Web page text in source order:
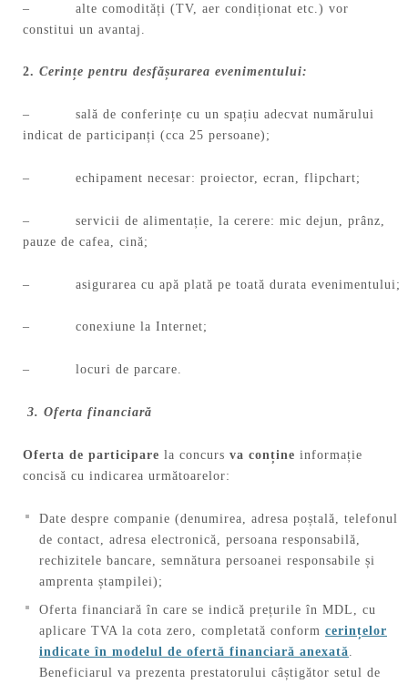
– alte comodități (TV, aer condiționat etc.) vor
constitui un avantaj.
2. Cerințe pentru desfășurarea evenimentului:
– sală de conferințe cu un spațiu adecvat numărului
indicat de participanți (cca 25 persoane);
– echipament necesar: proiector, ecran, flipchart;
– servicii de alimentație, la cerere: mic dejun, prânz,
pauze de cafea, cină;
– asigurarea cu apă plată pe toată durata evenimentului;
– conexiune la Internet;
– locuri de parcare.
3. Oferta financiară
Oferta de participare la concurs va conține informație
concisă cu indicarea următoarelor:
Date despre companie (denumirea, adresa poștală, telefonul
de contact, adresa electronică, persoana responsabilă,
rechizitele bancare, semnătura persoanei responsabile și
amprenta ștampilei);
Oferta financiară în care se indică prețurile în MDL, cu
aplicare TVA la cota zero, completată conform cerințelor
indicate în modelul de ofertă financiară anexată
Beneficiarul va prezenta prestatorului câștigător setul de